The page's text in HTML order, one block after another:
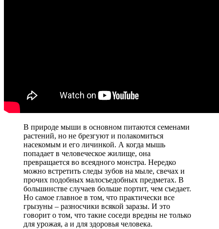
В природе мыши в основном питаются семенами
растений, но не брезгуют и полакомиться
насекомым и его личинкой. А когда мышь
попадает в человеческое жилище, она
превращается во всеядного монстра. Нередко
можно встретить следы зубов на мыле, свечах и
прочих подобных малосъедобных предметах. В
большинстве случаев больше портит, чем съедает.
Но самое главное в том, что практически все
грызуны – разносчики всякой заразы. И это
говорит о том, что такие соседи вредны не только
для урожая, а и для здоровья человека.